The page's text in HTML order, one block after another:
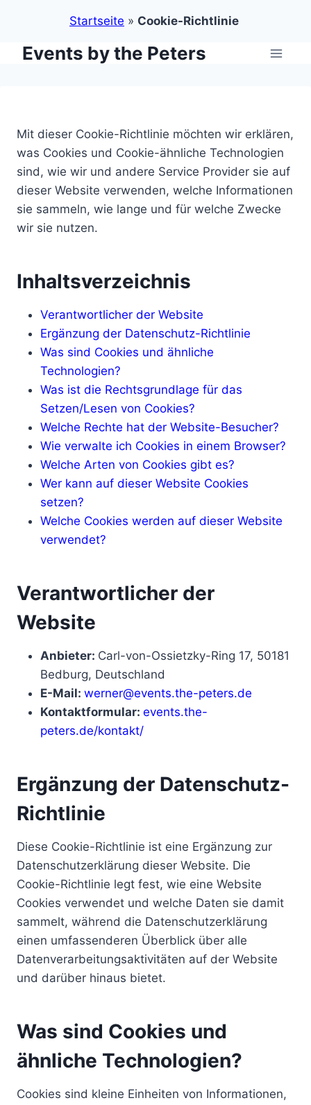
Startseite » Cookie-Richtlinie
ZumEvents by the Peters
Mit dieser Cookie-Richtlinie möchten wir erklären,
was Cookies und Cookie-ähnliche Technologien
sind, wie wir und andere Service Provider sie auf
dieser Website verwenden, welche Informationen
sie sammeln, wie lange und für welche Zwecke
wir sie nutzen.
Inhaltsverzeichnis
Verantwortlicher der Website
Ergänzung der Datenschutz-Richtlinie
Was sind Cookies und ähnliche
Technologien?
Was ist die Rechtsgrundlage für das
Setzen/Lesen von Cookies?
Welche Rechte hat der Website-Besucher?
Wie verwalte ich Cookies in einem Browser?
Welche Arten von Cookies gibt es?
Wer kann auf dieser Website Cookies
setzen?
Welche Cookies werden auf dieser Website
verwendet?
Verantwortlicher der
Website
Anbieter: Carl-von-Ossietzky-Ring 17, 50181
Bedburg, Deutschland
E-Mail: werner@events.the-peters.de
Kontaktformular: events.the-
peters.de/kontakt/
Ergänzung der Datenschutz-
Richtlinie
Diese Cookie-Richtlinie ist eine Ergänzung zur
Datenschutzerklärung dieser Website. Die
Cookie-Richtlinie legt fest, wie eine Website
Cookies verwendet und welche Daten sie damit
sammelt, während die Datenschutzerklärung
einen umfassenderen Überblick über alle
Datenverarbeitungsaktivitäten auf der Website
und darüber hinaus bietet.
Was sind Cookies und
ähnliche Technologien?
Cookies sind kleine Einheiten von Informationen,